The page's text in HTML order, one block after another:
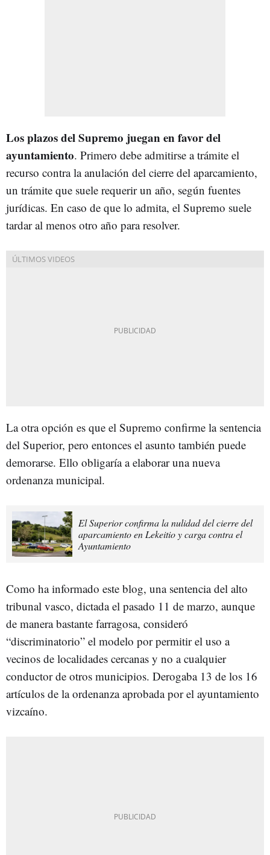
Los plazos del Supremo juegan en favor del
ayuntamiento. Primero debe admitirse a trámite el
recurso contra la anulación del cierre del aparcamiento,
un trámite que suele requerir un año, según fuentes
jurídicas. En caso de que lo admita, el Supremo suele
tardar al menos otro año para resolver.
La otra opción es que el Supremo confirme la sentencia
del Superior, pero entonces el asunto también puede
demorarse. Ello obligaría a elaborar una nueva
ordenanza municipal.
El Superior confirma la nulidad del cierre del
aparcamiento en Lekeitio y carga contra el
Ayuntamiento
Como ha informado este blog, una sentencia del alto
tribunal vasco, dictada el pasado 11 de marzo, aunque
de manera bastante farragosa, consideró
“discriminatorio” el modelo por permitir el uso a
vecinos de localidades cercanas y no a cualquier
conductor de otros municipios. Derogaba 13 de los 16
artículos de la ordenanza aprobada por el ayuntamiento
vizcaíno.